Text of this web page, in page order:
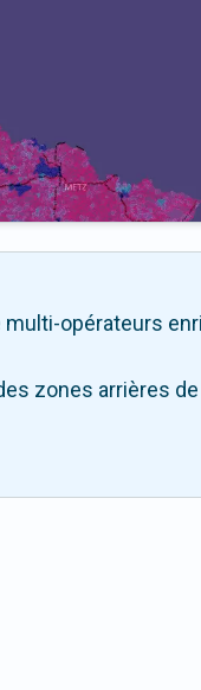
multi-opérateurs
zones arrières